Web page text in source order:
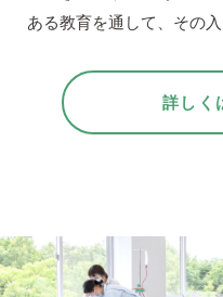
ある教育を通して、その
詳しく